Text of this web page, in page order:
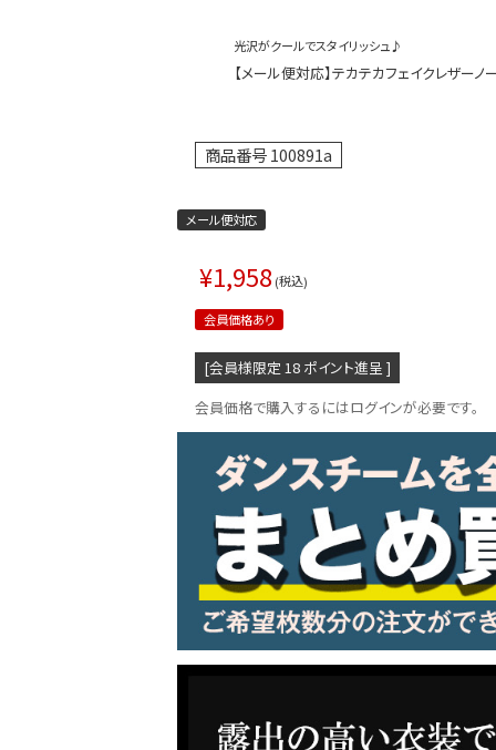
LINE連携でクーポンもらえる!!
光沢がクールでスタイリッシュ♪
【メール便対応】テカテカフェイクレザー
商品番号100891a
メール便対応
¥1,958 税込
会員価格あり
[会員様限定 18 ポイント進呈 ]
会員価格で購入するにはログインが必要です。